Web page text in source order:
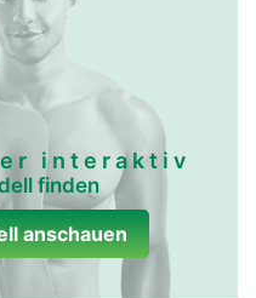
interaktiv
finden
anschauen